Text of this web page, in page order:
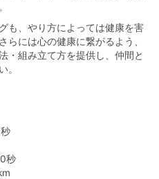
も、やり方によっては健康を害
らには心の健康に繋がるよう、
・組み立て方を提供し、仲間と
。
秒